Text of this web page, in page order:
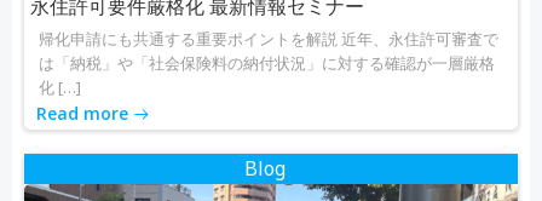
永住許可要件厳格化 最新情報セミナー
帰化申請にも共通する重要ポイントを解説 近年、永住許可審査で
は「納税」や「社会保険料の納付状況」に対する確認が一層厳格
化 […]
Read more
Blog